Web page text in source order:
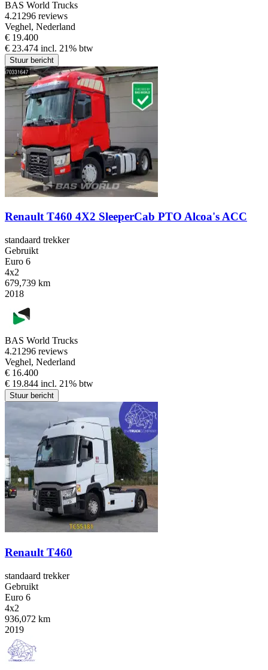
BAS World Trucks
4.21296 reviews
Veghel, Nederland
€ 19.400
€ 23.474 incl. 21% btw
Stuur bericht
Renault T460 4X2 SleeperCab PTO Alcoa's ACC
standaard trekker
Gebruikt
Euro 6
4x2
679,739 km
2018
BAS World Trucks
4.21296 reviews
Veghel, Nederland
€ 16.400
€ 19.844 incl. 21% btw
Stuur bericht
Renault T460
standaard trekker
Gebruikt
Euro 6
4x2
936,072 km
2019